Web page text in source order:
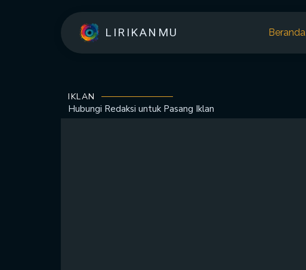
LIRIKANMU Beranda
IKLAN
Hubungi Redaksi untuk Pasang Iklan